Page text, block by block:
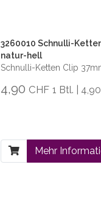
3260010 Schnulli-
natur-hell
Schnulli-Ketten Clip
4,90 CHF 1 Btl. | 4,90
Mehr